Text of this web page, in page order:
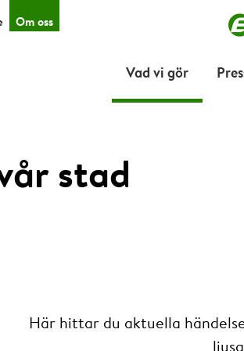
Om oss
Vad vi gör
stad
Här hittar du aktuella